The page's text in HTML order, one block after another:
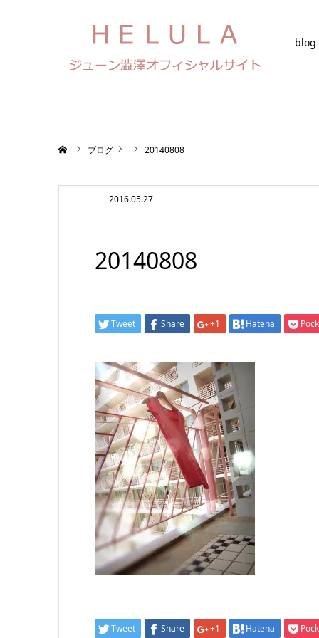
blog
ブログ 20140808
2016.05.27
20140808
Tweet Share +1 Hatena
Tweet Share +1 Hatena